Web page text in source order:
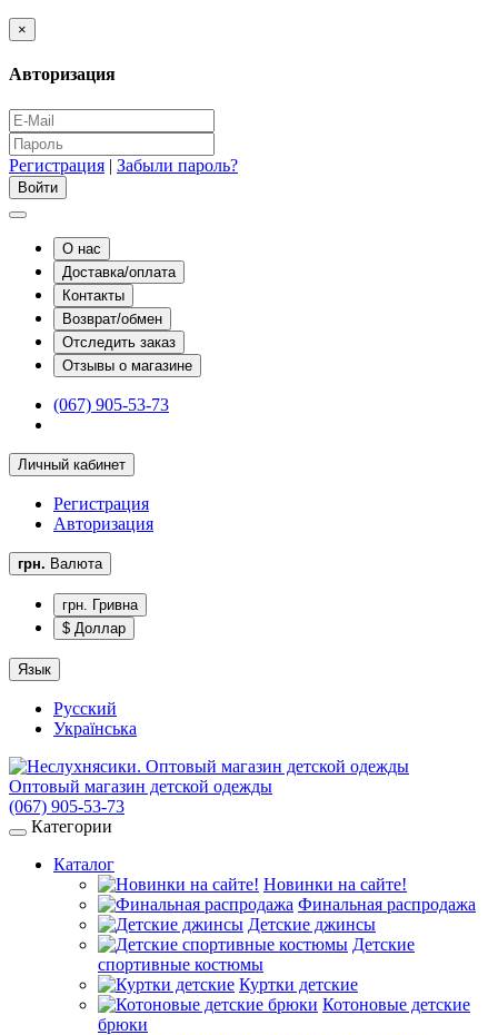
×
Авторизация
Регистрация | Забыли пароль?
О нас
Доставка/оплата
Контакты
Возврат/обмен
Отследить заказ
Отзывы о магазине
(067) 905-53-73
Личный кабинет
Регистрация
Авторизация
грн. Валюта
грн. Гривна
$ Доллар
Язык
Русский
Українська
Оптовый магазин детской одежды
(067) 905-53-73
Категории
Каталог
Новинки на сайте!
Финальная распродажа
Детские джинсы
Детские
спортивные костюмы
Куртки детские
Котоновые детские
брюки